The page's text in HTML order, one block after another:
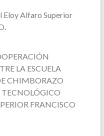
Eloy Alfaro Superior
LA ESCUELA
CHIMBORAZO
TECNOLÓGICO
FRANCISCO